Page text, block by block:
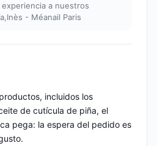
a nuestros
- Méanail Paris
incluidos los
de cutícula de piña, el
pega: la espera del pedido es